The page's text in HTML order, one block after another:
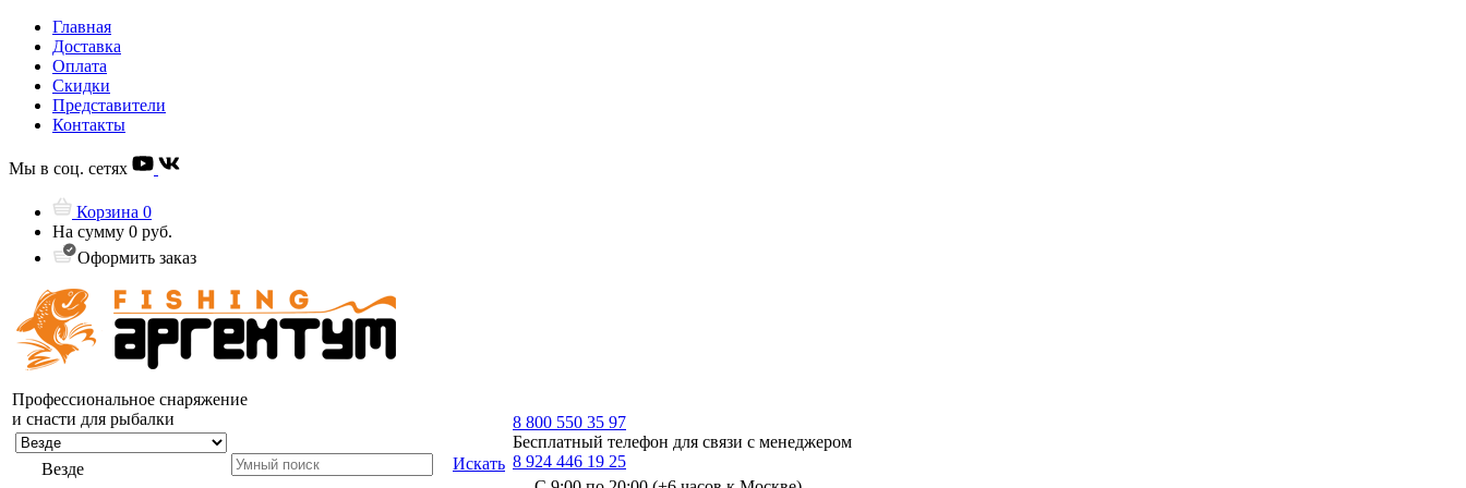
Главная
Доставка
Оплата
Скидки
Представители
Контакты
Мы в соц. сетях
Корзина 0
На сумму 0 руб.
Оформить заказ
Профессиональное снаряжение
и снасти для рыбалки
Везде Искать
8 800 550 35 97
Бесплатный телефон для связи с менеджером
8 924 446 19 25